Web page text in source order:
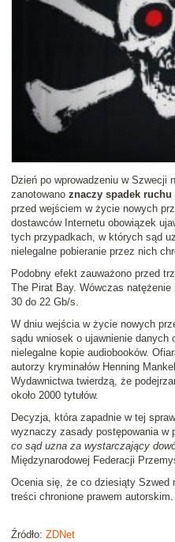
Dzień po wprowadzeniu w Szwecji
zanotowano znaczy spadek ruchu
przed wejściem w życie nowych
dostawców Internetu obowiązek
tych przypadkach, w których sąd
nielegalne pobieranie przez nich
Podobny efekt zauważono przed
The Pirat Bay. Wówczas
30 do 22 Gb/s.
W dniu wejścia w życie nowych
sądu wniosek o ujawnienie danych
nielegalne kopie audiobooków.
autorzy kryminałów Henning
Wydawnictwa twierdzą, że
około 2000 tytułów.
Decyzja, która zapadnie w tej
wyznaczy zasady postępowania w
co sąd uzna za wystarczający
Międzynarodowej Federacji
Ocenia się, że co dziesiąty Szwed
treści chronione prawem autorskim.
Źródło: ZDNet